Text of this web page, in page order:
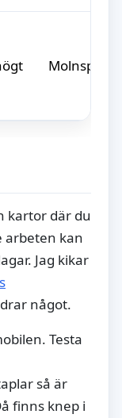
Molnspel,
kartor där du
arbeten kan
Jag kikar
något.
Testa
så är
finns knep i